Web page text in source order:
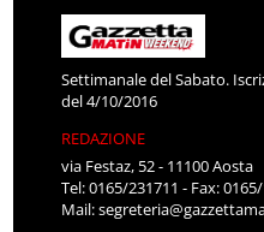
Settimanale del Sabato.
del 4/10/2016
REDAZIONE
via Festaz, 52 - 11100 Aosta
Tel: 0165/231711 - Fax:
Mail: